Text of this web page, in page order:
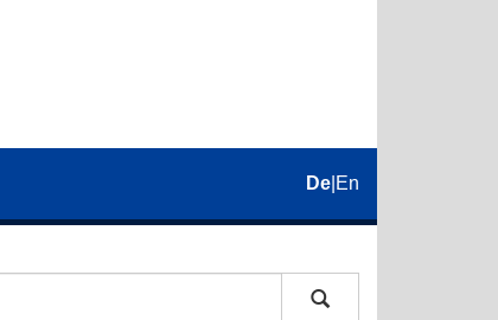
De En